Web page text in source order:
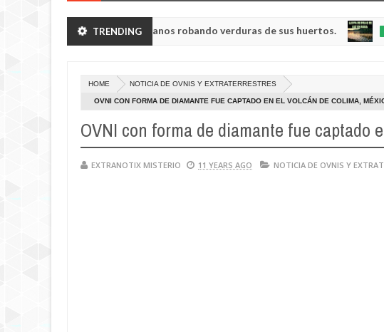
TRENDING
a humanoides enanos robando verduras de sus huertos. NOTICIA
HOME NOTICIA DE OVNIS Y EXTRATERRESTRES
OVNI CON FORMA DE DIAMANTE FUE CAPTADO EN EL VOLCÁN DE COLIMA,
OVNI con forma de diamante fue captado
EXTRANOTIX MISTERIO 11 YEARS AGO NOTICIA DE OVNIS Y